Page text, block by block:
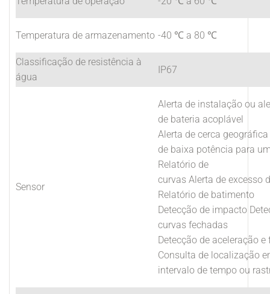
Temperatura de armazenamento -40 ℃ a 80 ℃
Classificação de resistência à
água
IP67
Sensor
Alerta de instalação ou
de bateria acoplável
Alerta de cerca
de baixa potência para
Relatório de
curvas Alerta de excesso
Relatório de batimento
Detecção de impacto
curvas fechadas
Detecção de aceleração
Consulta de localização
intervalo de tempo ou